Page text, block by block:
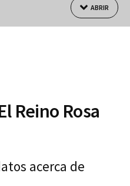
ABRIR
Reino Rosa
acerca de